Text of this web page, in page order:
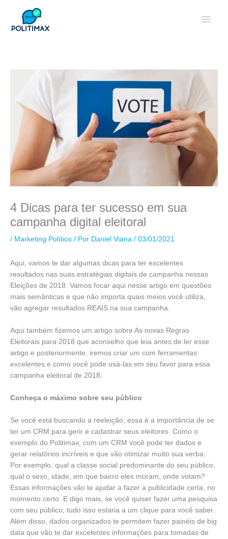
4 Dicas para ter sucesso em sua
campanha digital eleitoral
/ Marketing Político / Por Daniel Viana / 03/01/2021
Aqui, vamos te dar algumas dicas para ter excelentes
resultados nas suas estratégias digitais de campanha nessas
Eleições de 2018. Vamos focar aqui nesse artigo em questões
mais semânticas e que não importa quais meios você utiliza,
vão agregar resultados REAIS na sua campanha.
Aqui também fizemos um artigo sobre As novas Regras
Eleitorais para 2018 que aconselho que leia antes de ler esse
artigo e posteriormente, iremos criar um com ferramentas
excelentes e como você pode usá-las em seu favor para essa
campanha eleitoral de 2018.
Conheça o máximo sobre seu público
Se você está buscando a reeleição, essa é a importância de se
ter um CRM para gerir e cadastrar seus eleitores. Como o
exemplo do Politimax, com um CRM você pode ter dados e
gerar relatórios incríveis e que vão otimizar muito sua verba.
Por exemplo, qual a classe social predominante do seu público,
qual o sexo, idade, em que bairro eles moram, onde votam?
Essas informações vão te ajudar a fazer a publicidade certa, no
momento certo. E digo mais, se você quiser fazer uma pesquisa
com seu público, tudo isso estaria a um clique para você saber.
Além disso, dados organizados te permitem fazer painéis de big
data que vão te dar excelentes informações para tomadas de